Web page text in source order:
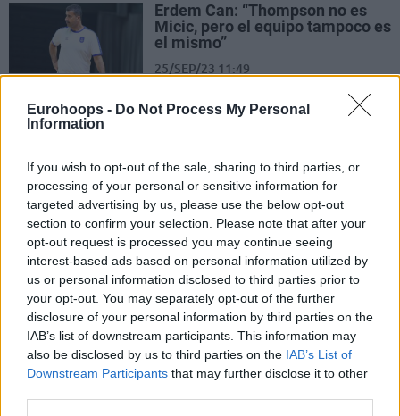
Eurohoops - Do Not Process My Personal
Information
If you wish to opt-out of the sale, sharing to third parties, or
processing of your personal or sensitive information for
targeted advertising by us, please use the below opt-out
section to confirm your selection. Please note that after your
opt-out request is processed you may continue seeing
interest-based ads based on personal information utilized by
us or personal information disclosed to third parties prior to
your opt-out. You may separately opt-out of the further
disclosure of your personal information by third parties on the
IAB’s list of downstream participants. This information may
also be disclosed by us to third parties on the IAB’s List of
Downstream Participants that may further disclose it to other
Erdem Can: “Thompson no es
Micic, pero el equipo tampoco es
el mismo”
25/SEP/23 11:49
El nuevo entrenador del Anadolu Efes habló con Eurohoops
sobre la temporada del equipo turco
Erdem Can es oficialmente
nuevo entrenador del Anadolu
Efes
20/JUN/23 10:29
Erdem Can será el entrenador del Anadolu Efes durante las
dos próximas temporadas.
Erdem Can se hará cargo del
banquillo del Efes y llegará
acompañado
11/JUN/23 11:09
El Anadolu Efes pesca en el equipo revelación de la